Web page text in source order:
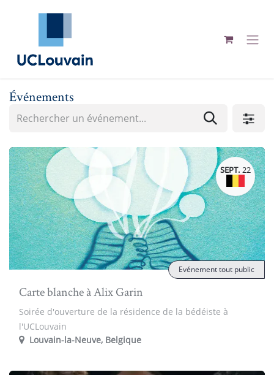
Se rendre au contenu
Événements
SEPT. 22
Carte blanche à Alix Garin
Soirée d'ouverture de la résidence de la bédéiste à
l'UCLouvain
Evénement tout public
Louvain-la-Neuve, Belgique